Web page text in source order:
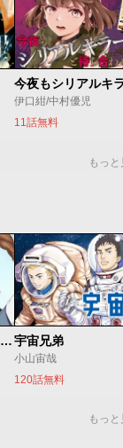
伊口紺/中村優児
11話無料
もっと
世界最強の魔女、始めました ～私だけ『攻略サイト』を見れる世界で自由に生きます～宇宙兄弟
小山宙哉
120話無料
もっと